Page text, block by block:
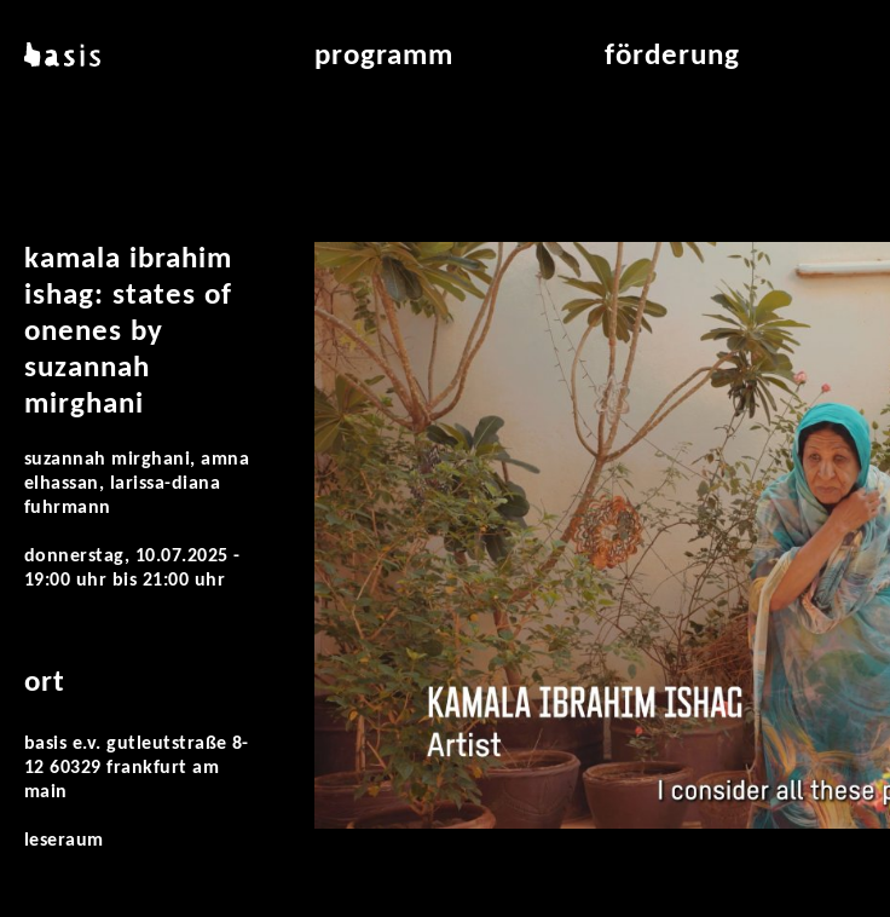
basis programm förderung
kamala ibrahim
ishag: states of
onenes by
suzannah
mirghani
suzannah mirghani, amna
elhassan, larissa-diana
fuhrmann
donnerstag, 10.07.2025 -
19:00 uhr bis 21:00 uhr
ort
basis e.v. gutleutstraße 8-
12 60329 frankfurt am
main
leseraum